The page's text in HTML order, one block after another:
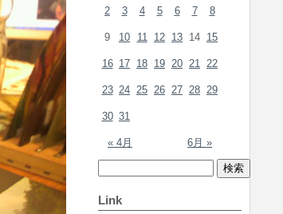
« 4月 6月 »
2 3 4 5 6 7 8
9 10 11 12 13 14 15
16 17 18 19 20 21 22
23 24 25 26 27 28 29
30 31
Link